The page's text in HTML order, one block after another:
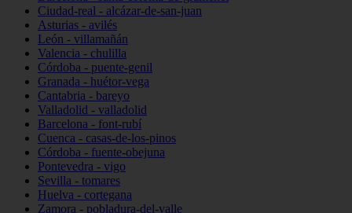
Ciudad-real - alcázar-de-san-juan
Asturias - avilés
León - villamañán
Valencia - chulilla
Córdoba - puente-genil
Granada - huétor-vega
Cantabria - bareyo
Valladolid - valladolid
Barcelona - font-rubí
Cuenca - casas-de-los-pinos
Córdoba - fuente-obejuna
Pontevedra - vigo
Sevilla - tomares
Huelva - cortegana
Zamora - pobladura-del-valle